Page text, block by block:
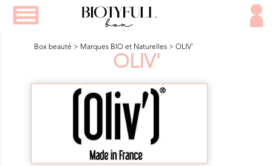
Box beauté > Marques BIO et Naturelles > OLIV'
OLIV'